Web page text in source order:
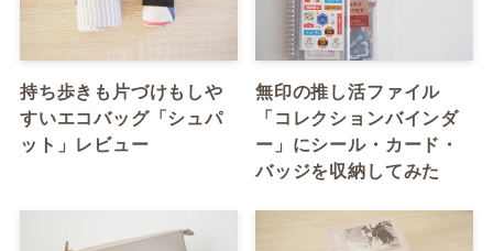
持ち歩きも片づけもしや
すいエコバッグ「シュパ
ット」レビュー
無印の推し活ファイル
「コレクションバインダ
ー」にシール・カード・
バッジを収納してみた